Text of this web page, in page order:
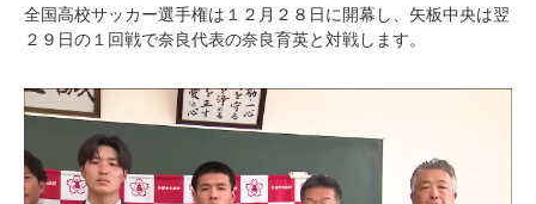
全国高校サッカー選手権は１２月２８日に開幕し、矢板中央は翌
２９日の１回戦で奈良代表の奈良育英と対戦します。